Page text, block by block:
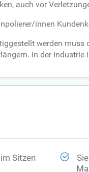
auch vor
innen
werden
In der
Sitzen